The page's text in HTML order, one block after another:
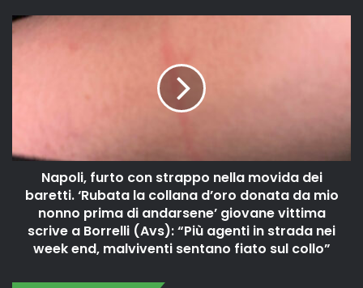
Napoli, furto con strappo nella movida dei
baretti. ‘Rubata la collana d’oro donata da mio
nonno prima di andarsene’ giovane vittima
scrive a Borrelli (Avs): “Più agenti in strada nei
week end, malviventi sentano fiato sul collo”